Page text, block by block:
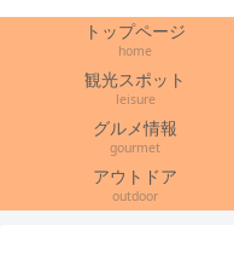
トップページ
home
観光スポット
leisure
グルメ情報
gourmet
アウトドア
outdoor